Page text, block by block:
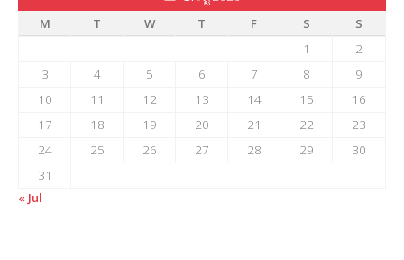
M
T W T F S
S
1
2
3
4 5 6 7 8
9
10
11 12 13 14 15
16
17
18 19 20 21 22
23
24
25 26 27 28 29
30
31
« Jul